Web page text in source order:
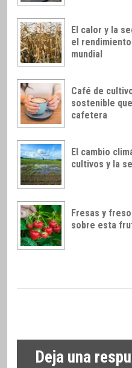
El calor y la
el
mundial
Café de
sostenible
cafetera
El cambio
cultivos y la
Fresas y
sobre esta
Deja una